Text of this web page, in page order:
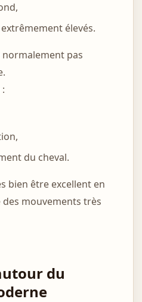
élevés.
normalement pas
du cheval.
bien être excellent en
mouvements très
du